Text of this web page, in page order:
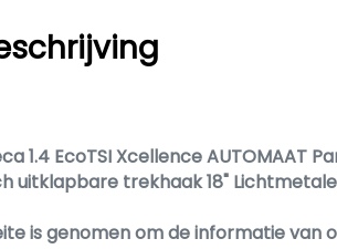
voor adaptief
achter
voor
wisserbladen
1.4 EcoTSI Xcellence
uitklapbare trekhaak 18"
is genomen om de informatie van